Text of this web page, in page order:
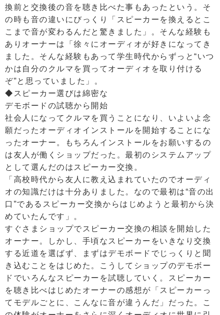
換前と交換後の音を聴き比べた事もあったという。そ
の時も音の違いにびっくり「スピーカーを換えるとこ
こまで音が変わるんだと驚きました」。そんな経験も
ありオーナーは「徐々にオーディオが好きになってき
ました。そんな経験もあって学生時代からずっと“いつ
かは自分のクルマを買ってオーディオを取り付ける
ぞ”と思っていました」。
◆スピーカー選びは綿密な
デモボードの試聴から開始
社会人になってクルマを買うことになり、いよいよ念
願だったオーディオインストールを開始することにな
ったオーナー。もちろんインストールをお願いするの
は友人が働くショップだった。最初のシステムアップ
として選んだのはスピーカー交換。
「高校時代から友人に教え込まれていたのでオーディ
オの知識だけは十分ありました。なので最初は“音の出
口”であるスピーカー交換からはじめようと最初から決
めていたんです」。
すぐさまショップでスピーカー交換の相談を開始した
オーナー。しかし、手頃なスピーカーをいきなり交換
する近道を選ばず、まずはデモボードでじっくりと聞
き込むことをはじめた。こうしてショップのデモボー
ドでいろんなスピーカーを試聴していく。スピーカー
を聴き比べはじめたオーナーの感想が「スピーカーっ
てモデルごとに、こんなに音が違うんだ」だった。こ